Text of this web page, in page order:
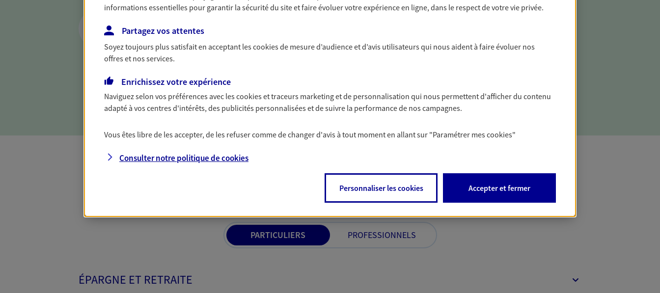
besoins.
Anticiper les aléas graves avec nos
assurances prévoyance
Vous êtes travailleur non salarié ou particulier non couvert
par un contrat de prévoyance collectif ? Protégez-vous
incapacité, invalidité ou décès en vous appuyant sur notre
expertise.
Valoriser et transmettre votre
Préparez au mieux la transmission de votre patrimoine en
Toutes nos solutions AXA Épargne et Protection
PARTICULIERS PROFESSIONNELS
ÉPARGNE ET RETRAITE
informations essentielles pour garantir la sécurité du site et faire évoluer votre expérience en ligne, dans le respect de votre vie privée.
Partagez vos attentes
Soyez toujours plus satisfait en acceptant lescookiesde mesure d’audience et d’avis utilisateurs qui nous aident à faire évoluer nos
offres et nos services.
Enrichissez votre expérience
Naviguez selon vos préférences avec lescookies et traceurs marketing et de personnalisation qui nous permettent d'afficher du contenu
adapté à vos centres d'intérêts, des publicités personnalisées et de suivre la performance de nos campagnes.
Vous êtes libre de les accepter, de les refuser comme de changer d'avis à tout moment en allant sur "Paramétrer mescookies"
Consulter notre politique decookies
Personnaliser les cookies Accepter et fermer